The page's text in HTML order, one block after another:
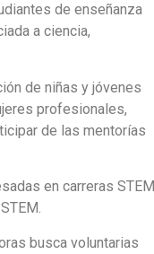
de enseñanza
a ciencia,
de niñas y jóvenes
profesionales,
de las mentorías
en carreras STEM
busca voluntarias